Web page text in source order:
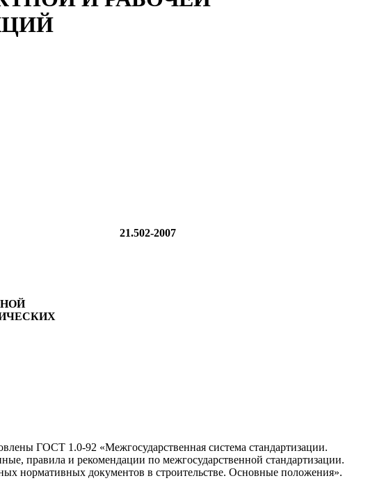
21.502-2007
ГОСТ 1.0-92 «Межгосударственная система стандартизации.
правила и рекомендации по межгосударственной стандартизации.
нормативных документов в строительстве. Основные положения».